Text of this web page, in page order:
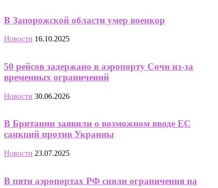
В Запорожской области умер военкор
Новости 16.10.2025
50 рейсов задержано в аэропорту Сочи из-за
временных ограничений
Новости 30.06.2026
В Британии заявили о возможном вводе ЕС
санкций против Украины
Новости 23.07.2025
В пяти аэропортах РФ сняли ограничения на